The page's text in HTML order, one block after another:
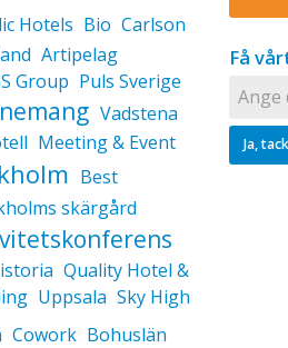
Hotels Bio Carlson
Artipelag
Group Puls Sverige
Vadstena
Meeting & Event
Best
skärgård
Quality Hotel &
Uppsala Sky High
Cowork Bohuslän
Få